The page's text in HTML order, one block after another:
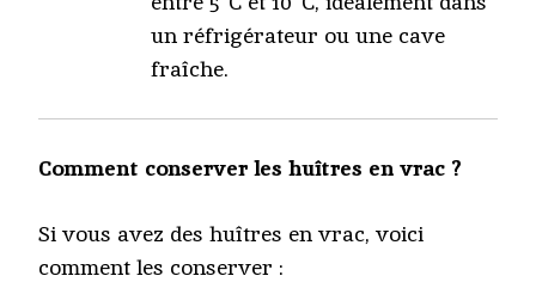
un réfrigérateur ou une cave
fraîche.
Comment conserver les huîtres en vrac ?
Si vous avez des huîtres en vrac, voici
comment les conserver :